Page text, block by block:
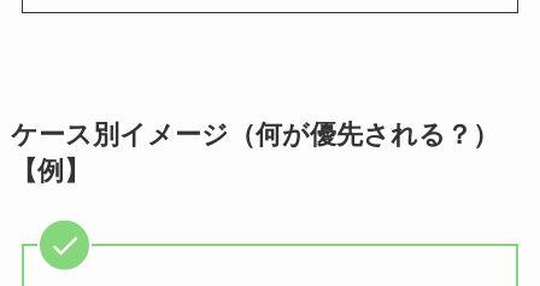
ケース別イメージ（何が優先される？）
【例】